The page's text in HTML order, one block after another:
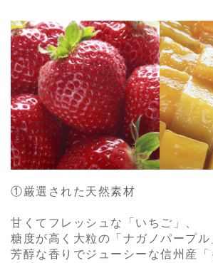
①厳選された天然素材
甘くてフレッシュな「いちご」、
糖度が高く大粒の「ナガノパープル
芳醇な香りでジューシーな信州産「